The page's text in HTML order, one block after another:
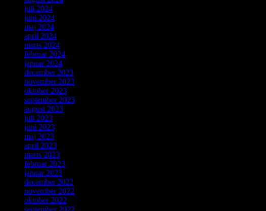
juli 2024
juni 2024
maj 2024
april 2024
marts 2024
februar 2024
januar 2024
december 2023
november 2023
oktober 2023
september 2023
august 2023
juli 2023
juni 2023
maj 2023
april 2023
marts 2023
februar 2023
januar 2023
december 2022
november 2022
oktober 2022
september 2022